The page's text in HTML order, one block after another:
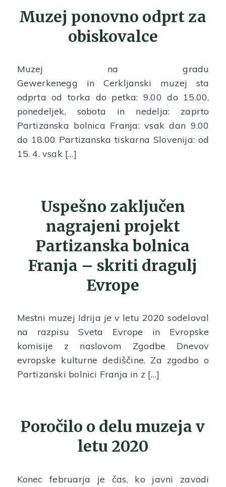
Muzej ponovno odprt za
obiskovalce
Muzej na gradu
Gewerkenegg in Cerkljanski muzej sta
odprta od torka do petka: 9.00 do 15.00,
ponedeljek, sobota in nedelja: zaprto
Partizanska bolnica Franja: vsak dan 9.00
do 18.00 Partizanska tiskarna Slovenija: od
15. 4. vsak […]
Uspešno zaključen
nagrajeni projekt
Partizanska bolnica
Franja – skriti dragulj
Evrope
Mestni muzej Idrija je v letu 2020 sodeloval
na razpisu Sveta Evrope in Evropske
komisije z naslovom Zgodbe Dnevov
evropske kulturne dediščine. Za zgodbo o
Partizanski bolnici Franja in z […]
Poročilo o delu muzeja v
letu 2020
Konec februarja je čas, ko javni zavodi